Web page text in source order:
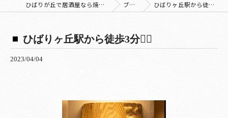
ひばりが丘で居酒屋なら焼き鳥 石橋 ブログ ひばりヶ丘駅から徒歩3分🚶‍♀️
ひばりヶ丘駅から徒歩3分🚶‍♀️
2023/04/04